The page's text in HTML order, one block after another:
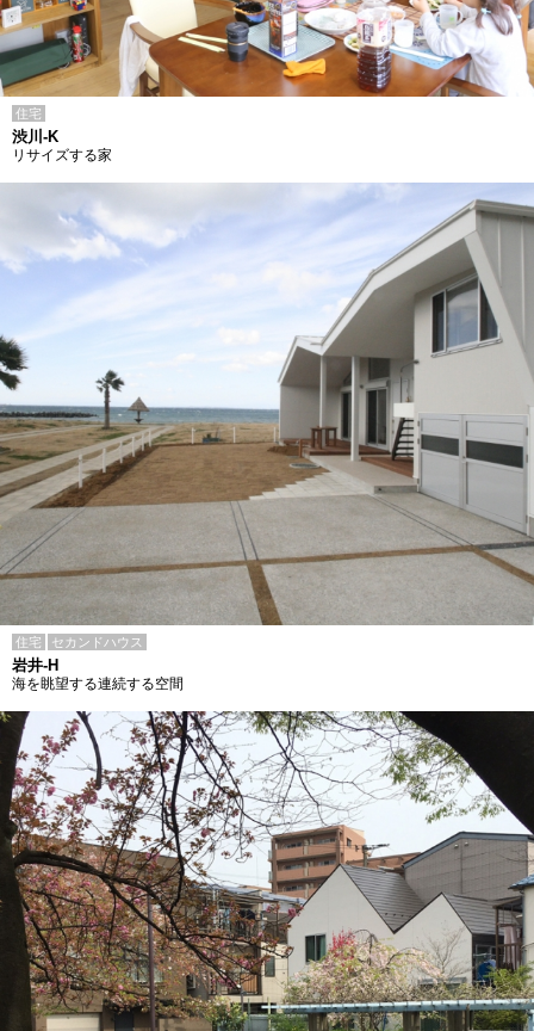
住宅
渋川-K
リサイズする家
住宅 セカンドハウス
岩井-H
海を眺望する連続する空間